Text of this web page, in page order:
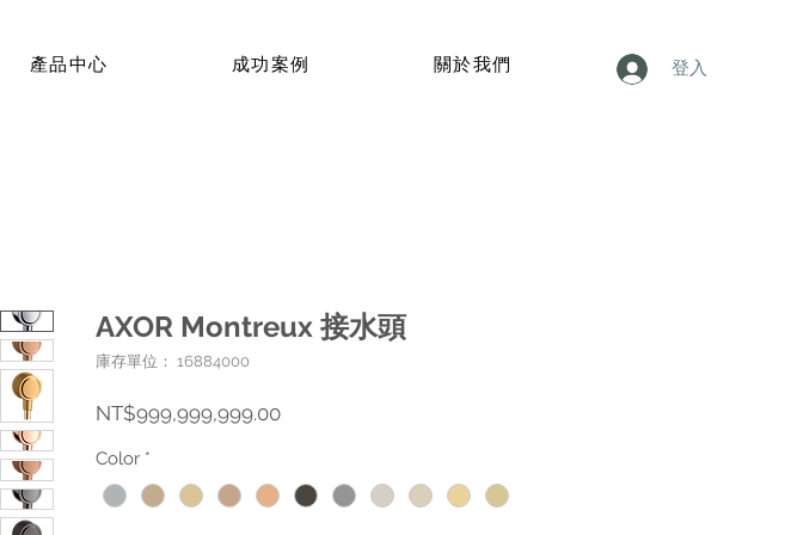
產品中心 成功案例 關於我們 登入
AXOR Montreux 接水頭
庫存單位： 16884000
NT$999,999,999.00價
Color *